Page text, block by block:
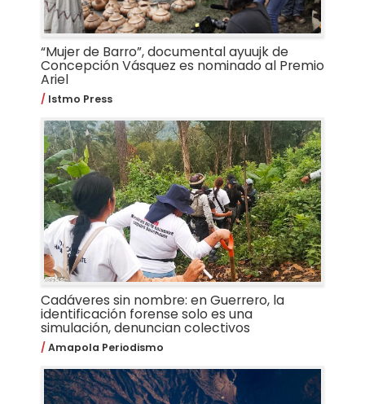
“Mujer de Barro”, documental ayuujk de
Concepción Vásquez es nominado al Premio
Ariel
Istmo Press
Cadáveres sin nombre: en Guerrero, la
identificación forense solo es una
simulación, denuncian colectivos
Amapola Periodismo